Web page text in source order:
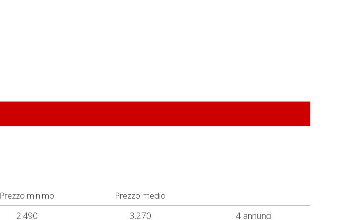
Prezzo minimo Prezzo medio
2.490 3.270
4 annunci